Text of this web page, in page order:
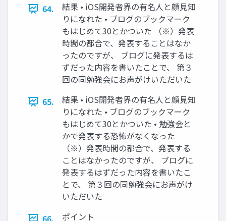
64.
結果 • iOS開発者界の有名人と顔見知
りになれた • ブログのブックマーク
もはじめて30とかついた （※）発表
時間の都合で、発表することはなか
ったのですが、 ブログに発表するは
ずだった内容を書いたことで、 第３
回の同勉強会にお声がけいただいた
65.
結果 • iOS開発者界の有名人と顔見知
りになれた • ブログのブックマーク
もはじめて30とかついた • 勉強会と
かで発表する恐怖がなくなった
（※）発表時間の都合で、発表する
ことはなかったのですが、 ブログに
発表するはずだった内容を書いたこ
とで、 第３回の同勉強会にお声がけ
いただいた
ポイント